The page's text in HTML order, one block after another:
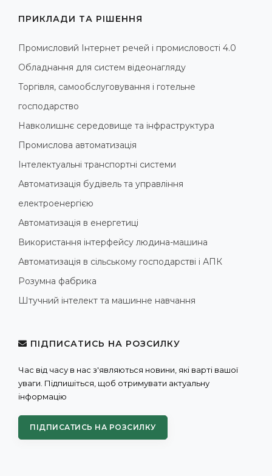
ПРИКЛАДИ ТА РІШЕННЯ
Промисловий Інтернет речей і промисловості 4.0
Обладнання для систем відеонагляду
Торгівля, самообслуговування і готельне
господарство
Навколишнє середовище та інфраструктура
Промислова автоматизація
Інтелектуальні транспортні системи
Автоматизація будівель та управління
електроенергією
Автоматизація в енергетиці
Використання інтерфейсу людина-машина
Автоматизація в сільському господарстві і АПК
Розумна фабрика
Штучний інтелект та машинне навчання
ПІДПИСАТИСЬ НА РОЗСИЛКУ
Час від часу в нас з'являються новини, які варті вашої
уваги. Підпишіться, щоб отримувати актуальну
інформацію
ПІДПИСАТИСЬ НА РОЗСИЛКУ